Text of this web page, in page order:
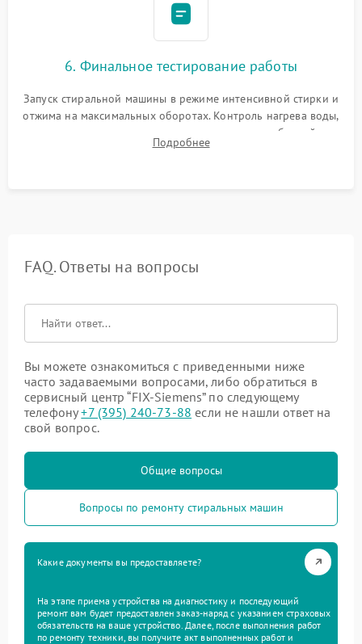
6. Финальное тестирование работы
Запуск стиральной машины в режиме интенсивной стирки и
отжима на максимальных оборотах. Контроль нагрева воды,
корректности слива, отсутствия излишних вибраций,
посторонних стуков и протечек под корпусом.
Подробнее
FAQ. Ответы на вопросы
Вы можете ознакомиться с приведенными ниже
часто задаваемыми вопросами, либо обратиться в
сервисный центр “FIX-Siemens” по следующему
телефону+7 (395) 240-73-88 если не нашли ответ на
свой вопрос.
Общие вопросы
Вопросы по ремонту стиральных машин
Какие документы вы предоставляете?
На этапе приема устройства на диагностику и последующий
ремонт вам будет предоставлен заказ-наряд с указанием страховых
обязательств на ваше устройство. Далее, после выполнения работ
по ремонту техники, вы получите акт выполненных работ и